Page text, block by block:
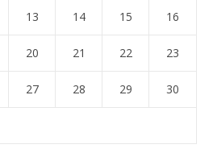
13 14 15 16
20 21 22 23
27 28 29 30